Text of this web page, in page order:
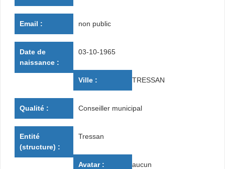
Email : non public
Date de
naissance :
03-10-1965
Ville : TRESSAN
Qualité : Conseiller municipal
Entité
(structure) :
Tressan
Avatar : aucun